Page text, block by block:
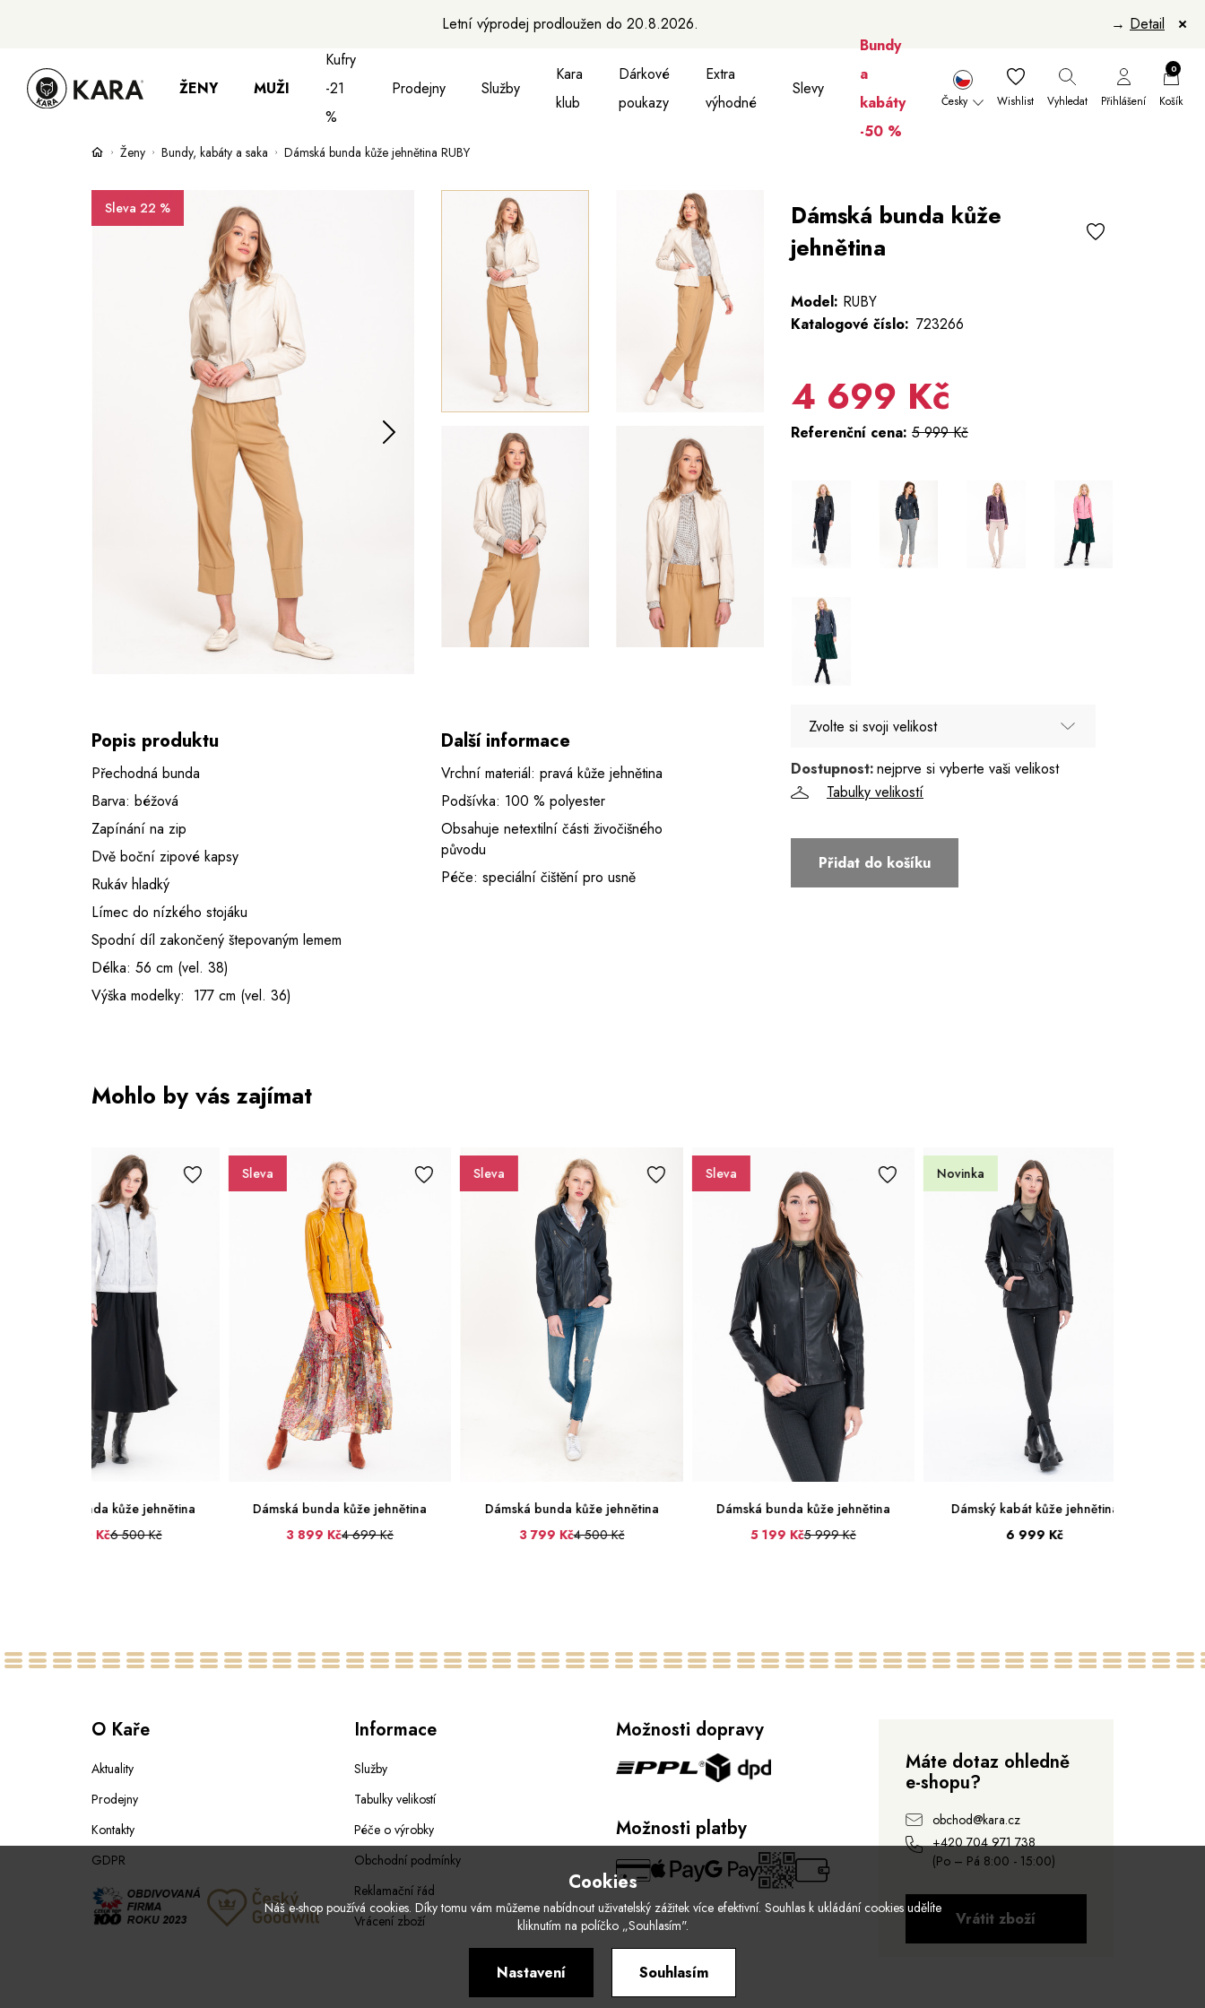
Letní výprodej prodloužen do 20.8.2026. → Detail
ŽENY
Bundy, kabáty a saka Sukně, vesty a košile
MUŽI
Bundy, kabáty a vesty
Kufry
-21
%
Prodejny Služby
Kara
klub
Dárkové
poukazy
Extra
výhodné
Slevy
Bundy
a
kabáty
-50 %
Česky Wishlist Vyhledat Přihlášení
0
Košík
Ženy Bundy, kabáty a saka Dámská bunda kůže jehnětina RUBY
Popis produktu
Přechodná bunda
Barva: béžová
Zapínání na zip
Dvě boční zipové kapsy
Rukáv hladký
Límec do nízkého stojáku
Spodní díl zakončený štepovaným lemem
Délka: 56 cm (vel. 38)
Výška modelky: 177 cm (vel. 36)
Další informace
Vrchní materiál: pravá kůže jehnětina
Podšívka: 100 % polyester
Obsahuje netextilní části živočišného
původu
Péče: speciální čištění pro usně
Sleva 22 %
Dámská bunda kůže
jehnětina
Model: RUBY
Katalogové číslo: 723266
4 699 Kč
Referenční cena: 5 999 Kč
Zvolte si svoji velikost
42 - Poslední kus
Dostupnost:nejprve si vyberte vaši velikost
Tabulky velikostí
Přidat do košíku
Mohlo by vás zajímat
Sleva
Dámská bunda kůže jehnětina
3 899 Kč
Sleva
Dámská bunda kůže jehnětina
3 799 Kč
Sleva
Dámská bunda kůže jehnětina
5 199 Kč
Novinka
Dámský kabát kůže jehnětina
Dámská bunda kůže
O Kaře
Aktuality
Prodejny
Kontakty
GDPR
Informace
Služby
Tabulky velikostí
Péče o výrobky
Obchodní podmínky
Reklamační řád
Vrácení zboží
Možnosti dopravy
Možnosti platby
Máte dotaz ohledně
e-shopu?
obchod@kara.cz
+420 704 971 738
(Po – Pá 8:00 - 15:00)
Vrátit zboží
Cookies
Náš e-shop používá cookies. Díky tomu vám můžeme nabídnout uživatelský zážitek více efektivní. Souhlas k ukládání cookies udělíte
kliknutím na políčko „Souhlasím".
Nastavení Souhlasím